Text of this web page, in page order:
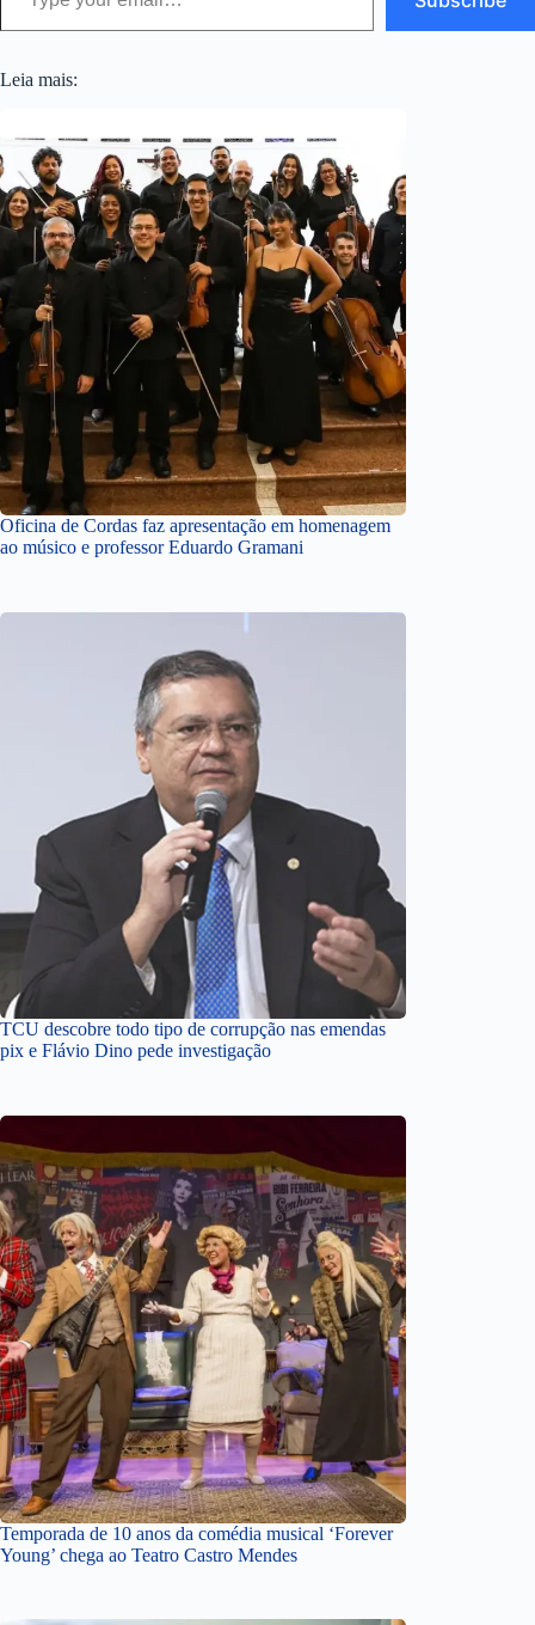
Leia mais:
Oficina de Cordas faz apresentação em homenagem
ao músico e professor Eduardo Gramani
TCU descobre todo tipo de corrupção nas emendas
pix e Flávio Dino pede investigação
Temporada de 10 anos da comédia musical ‘Forever
Young’ chega ao Teatro Castro Mendes